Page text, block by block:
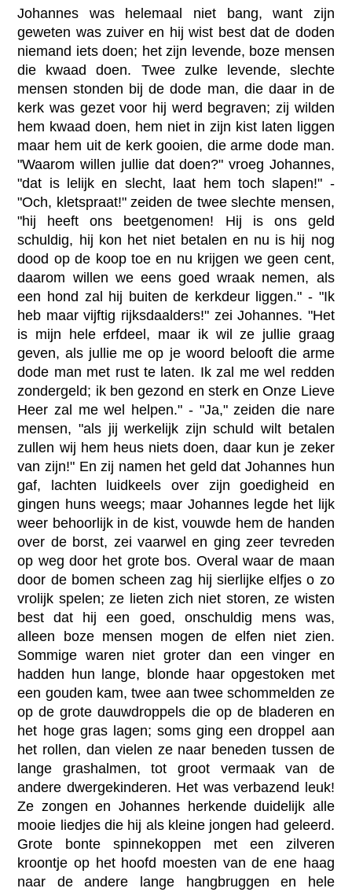
Johannes was helemaal niet bang, want zijn
geweten was zuiver en hij wist best dat de doden
niemand iets doen; het zijn levende, boze mensen
die kwaad doen. Twee zulke levende, slechte
mensen stonden bij de dode man, die daar in de
kerk was gezet voor hij werd begraven; zij wilden
hem kwaad doen, hem niet in zijn kist laten liggen
maar hem uit de kerk gooien, die arme dode man.
"Waarom willen jullie dat doen?" vroeg Johannes,
"dat is lelijk en slecht, laat hem toch slapen!" -
"Och, kletspraat!" zeiden de twee slechte mensen,
"hij heeft ons beetgenomen! Hij is ons geld
schuldig, hij kon het niet betalen en nu is hij nog
dood op de koop toe en nu krijgen we geen cent,
daarom willen we eens goed wraak nemen, als
een hond zal hij buiten de kerkdeur liggen." - "Ik
heb maar vijftig rijksdaalders!" zei Johannes. "Het
is mijn hele erfdeel, maar ik wil ze jullie graag
geven, als jullie me op je woord belooft die arme
dode man met rust te laten. Ik zal me wel redden
zondergeld; ik ben gezond en sterk en Onze Lieve
Heer zal me wel helpen." - "Ja," zeiden die nare
mensen, "als jij werkelijk zijn schuld wilt betalen
zullen wij hem heus niets doen, daar kun je zeker
van zijn!" En zij namen het geld dat Johannes hun
gaf, lachten luidkeels over zijn goedigheid en
gingen huns weegs; maar Johannes legde het lijk
weer behoorlijk in de kist, vouwde hem de handen
over de borst, zei vaarwel en ging zeer tevreden
op weg door het grote bos. Overal waar de maan
door de bomen scheen zag hij sierlijke elfjes o zo
vrolijk spelen; ze lieten zich niet storen, ze wisten
best dat hij een goed, onschuldig mens was,
alleen boze mensen mogen de elfen niet zien.
Sommige waren niet groter dan een vinger en
hadden hun lange, blonde haar opgestoken met
een gouden kam, twee aan twee schommelden ze
op de grote dauwdroppels die op de bladeren en
het hoge gras lagen; soms ging een droppel aan
het rollen, dan vielen ze naar beneden tussen de
lange grashalmen, tot groot vermaak van de
andere dwergekinderen. Het was verbazend leuk!
Ze zongen en Johannes herkende duidelijk alle
mooie liedjes die hij als kleine jongen had geleerd.
Grote bonte spinnekoppen met een zilveren
kroontje op het hoofd moesten van de ene haag
naar de andere lange hangbruggen en hele